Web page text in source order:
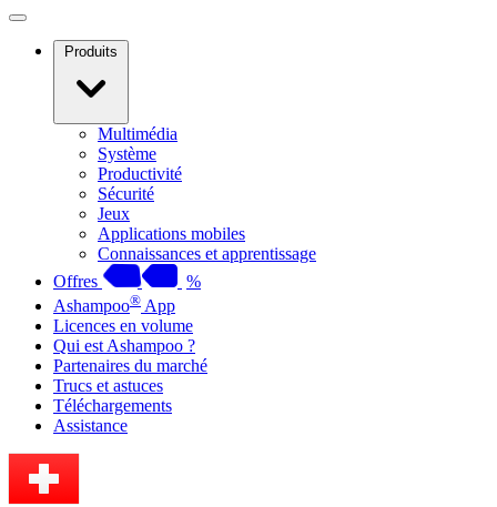
Produits
Multimédia
Système
Productivité
Sécurité
Jeux
Applications mobiles
Connaissances et apprentissage
Offres
%
Ashampoo® App
Licences en volume
Qui est Ashampoo ?
Partenaires du marché
Trucs et astuces
Téléchargements
Assistance